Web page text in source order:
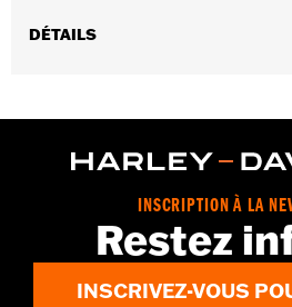
DÉTAILS
GARANTIE:Garantie du fabricant
Origine:Importé
Dimension Description:HAUTEUR
DE TALON 1”
INSCRIPTION À LA
Restez
INSCRIVEZ-VOUS